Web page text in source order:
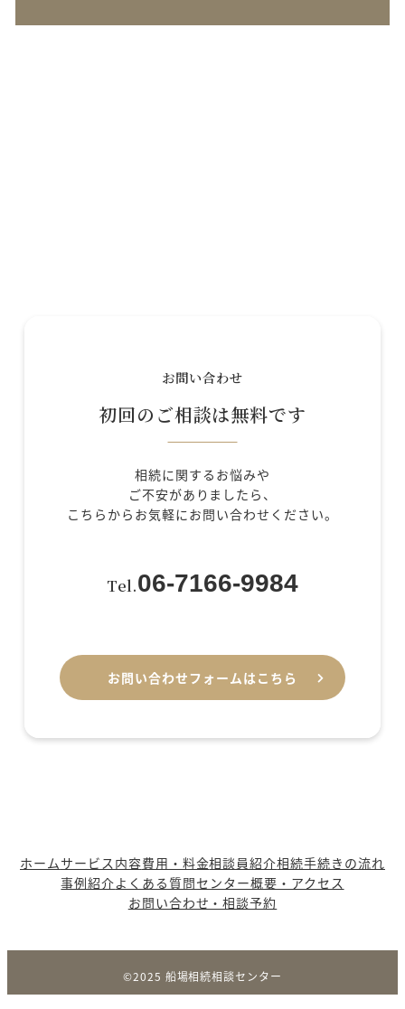
お問い合わせ
初回のご相談は無料です
相続に関するお悩みや
ご不安がありましたら、
こちらからお気軽にお問い合わせください。
Tel.06-7166-9984
お問い合わせフォームはこちら
ホームサービス内容費用・料金相談員紹介相続手続きの流れ
事例紹介よくある質問センター概要・アクセス
お問い合わせ・相談予約
©︎2025 船場相続相談センター